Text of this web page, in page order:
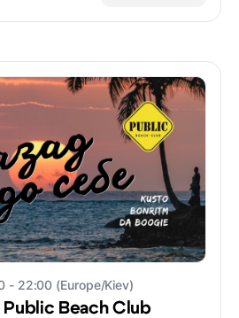
- 22:00 (Europe/Kiev)
Beach Club